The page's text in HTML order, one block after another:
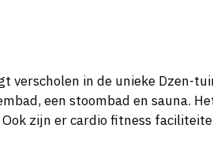
verscholen in de unieke Dzen-
een stoombad en sauna.
zijn er cardio fitness